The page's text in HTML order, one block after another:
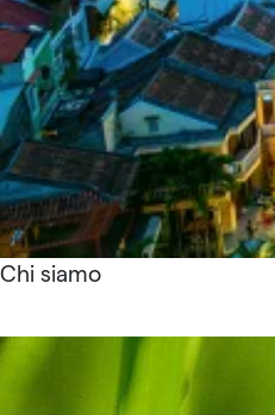
Chi siamo